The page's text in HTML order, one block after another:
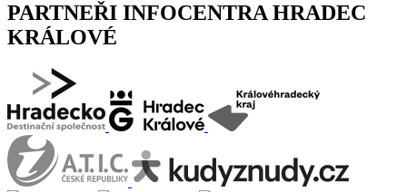
PARTNEŘI INFOCENTRA HRADEC
KRÁLOVÉ